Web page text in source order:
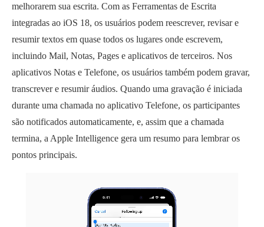
melhorarem sua escrita. Com as Ferramentas de Escrita
integradas ao iOS 18, os usuários podem reescrever, revisar e
resumir textos em quase todos os lugares onde escrevem,
incluindo Mail, Notas, Pages e aplicativos de terceiros. Nos
aplicativos Notas e Telefone, os usuários também podem gravar,
transcrever e resumir áudios. Quando uma gravação é iniciada
durante uma chamada no aplicativo Telefone, os participantes
são notificados automaticamente, e, assim que a chamada
termina, a Apple Intelligence gera um resumo para lembrar os
pontos principais.